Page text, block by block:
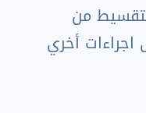
من
اجراءات أخري